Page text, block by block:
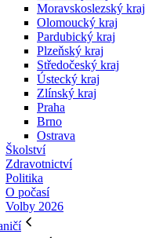
Moravskoslezský kraj
Olomoucký kraj
Pardubický kraj
Plzeňský kraj
Středočeský kraj
Ústecký kraj
Zlínský kraj
Praha
Brno
Ostrava
Školství
Zdravotnictví
Politika
O počasí
Volby 2026